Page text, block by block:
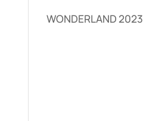
WONDERLAND 2023